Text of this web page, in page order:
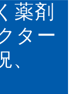
薬剤
ター